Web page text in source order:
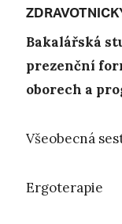
Bakalářská
prezenční
oborech a
Všeobecná
Ergoterapie